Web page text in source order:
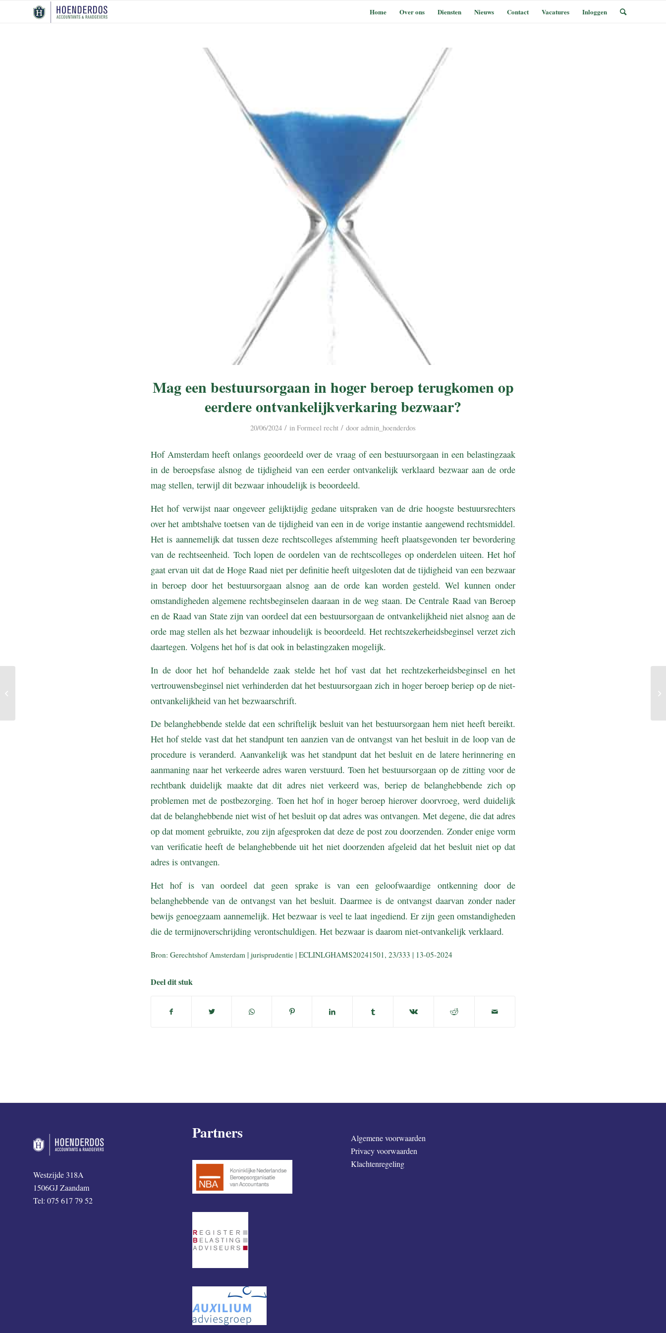
Home Over ons Diensten Nieuws Contact Vacatures Inloggen
Mag een bestuursorgaan in hoger beroep terugkomen op
eerdere ontvankelijkverkaring bezwaar?
20/06/2024 / in Formeel recht / door admin_hoenderdos
Hof Amsterdam heeft onlangs geoordeeld over de vraag of een bestuursorgaan in een belastingzaak
in de beroepsfase alsnog de tijdigheid van een eerder ontvankelijk verklaard bezwaar aan de orde
mag stellen, terwijl dit bezwaar inhoudelijk is beoordeeld.
Het hof verwijst naar ongeveer gelijktijdig gedane uitspraken van de drie hoogste bestuursrechters
over het ambtshalve toetsen van de tijdigheid van een in de vorige instantie aangewend rechtsmiddel.
Het is aannemelijk dat tussen deze rechtscolleges afstemming heeft plaatsgevonden ter bevordering
van de rechtseenheid. Toch lopen de oordelen van de rechtscolleges op onderdelen uiteen. Het hof
gaat ervan uit dat de Hoge Raad niet per definitie heeft uitgesloten dat de tijdigheid van een bezwaar
in beroep door het bestuursorgaan alsnog aan de orde kan worden gesteld. Wel kunnen onder
omstandigheden algemene rechtsbeginselen daaraan in de weg staan. De Centrale Raad van Beroep
en de Raad van State zijn van oordeel dat een bestuursorgaan de ontvankelijkheid niet alsnog aan de
orde mag stellen als het bezwaar inhoudelijk is beoordeeld. Het rechtszekerheidsbeginsel verzet zich
daartegen. Volgens het hof is dat ook in belastingzaken mogelijk.
In de door het hof behandelde zaak stelde het hof vast dat het rechtzekerheidsbeginsel en het
vertrouwensbeginsel niet verhinderden dat het bestuursorgaan zich in hoger beroep beriep op de niet-
ontvankelijkheid van het bezwaarschrift.
De belanghebbende stelde dat een schriftelijk besluit van het bestuursorgaan hem niet heeft bereikt.
Het hof stelde vast dat het standpunt ten aanzien van de ontvangst van het besluit in de loop van de
procedure is veranderd. Aanvankelijk was het standpunt dat het besluit en de latere herinnering en
aanmaning naar het verkeerde adres waren verstuurd. Toen het bestuursorgaan op de zitting voor de
rechtbank duidelijk maakte dat dit adres niet verkeerd was, beriep de belanghebbende zich op
problemen met de postbezorging. Toen het hof in hoger beroep hierover doorvroeg, werd duidelijk
dat de belanghebbende niet wist of het besluit op dat adres was ontvangen. Met degene, die dat adres
op dat moment gebruikte, zou zijn afgesproken dat deze de post zou doorzenden. Zonder enige vorm
van verificatie heeft de belanghebbende uit het niet doorzenden afgeleid dat het besluit niet op dat
adres is ontvangen.
Het hof is van oordeel dat geen sprake is van een geloofwaardige ontkenning door de
belanghebbende van de ontvangst van het besluit. Daarmee is de ontvangst daarvan zonder nader
bewijs genoegzaam aannemelijk. Het bezwaar is veel te laat ingediend. Er zijn geen omstandigheden
die de termijnoverschrijding verontschuldigen. Het bezwaar is daarom niet-ontvankelijk verklaard.
Bron: Gerechtshof Amsterdam | jurisprudentie | ECLINLGHAMS20241501, 23/333 | 13-05-2024
Deel dit stuk
Westzijde 318A
1506GJ Zaandam
Tel: 075 617 79 52
Partners
Algemene voorwaarden
Privacy voorwaarden
Klachtenregeling